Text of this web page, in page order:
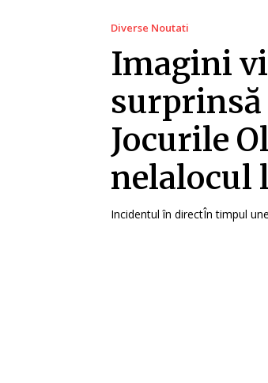
Diverse Noutati
Imagini
surprinsă
Jocurile
nelalocul
Incidentul în directÎn timpul